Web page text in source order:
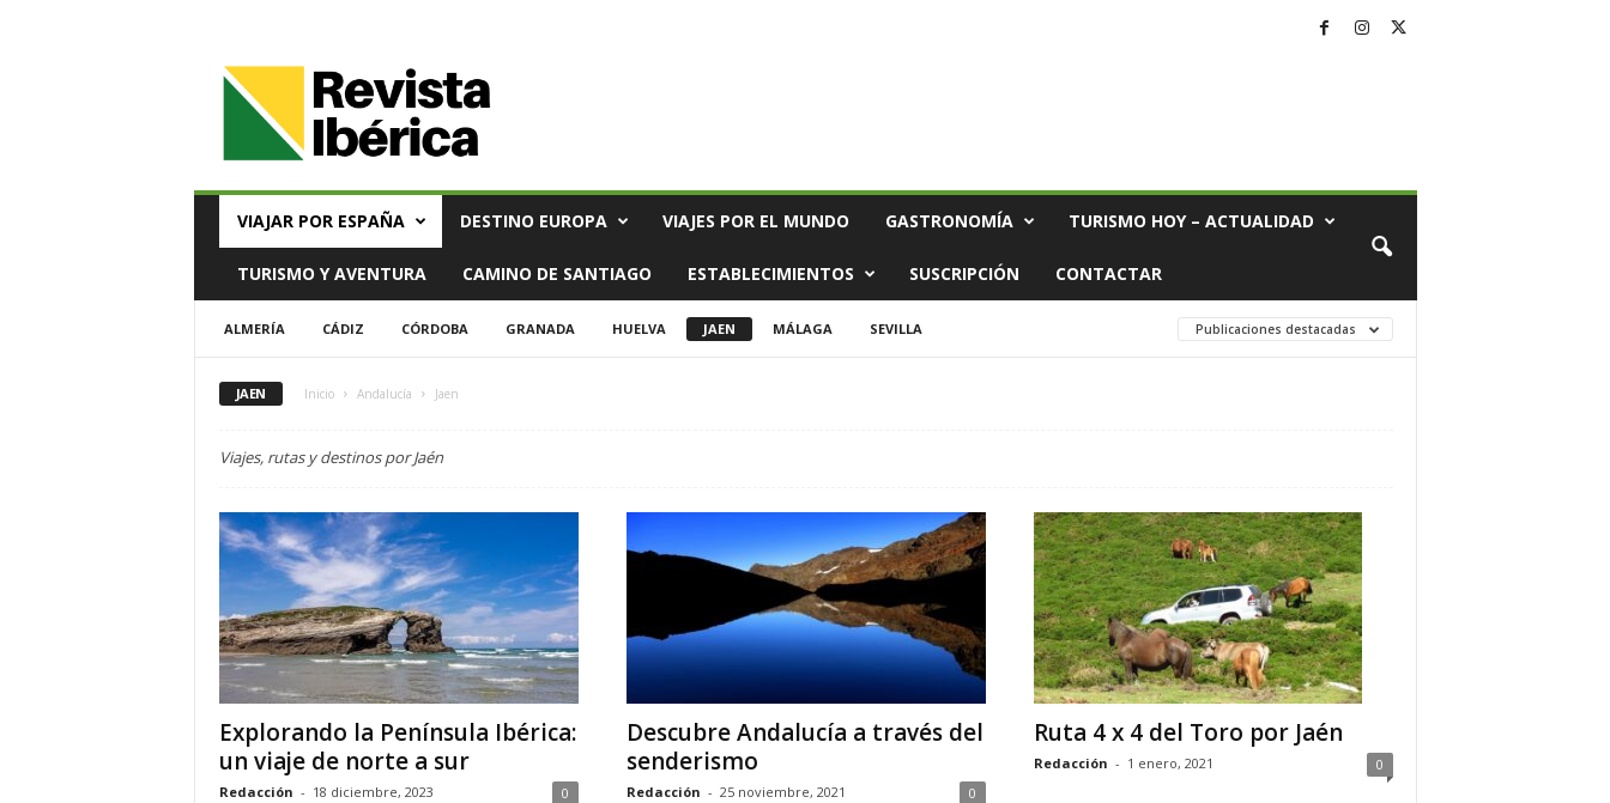
m
VIAJAR POR ESPAÑA DESTINO EUROPA VIAJES POR EL MUNDO GASTRONOMÍA TURISMO HOY – ACTUALIDAD
TURISMO Y AVENTURA CAMINO DE SANTIAGO ESTABLECIMIENTOS SUSCRIPCIÓN CONTACTAR
ALMERÍA CÁDIZ CÓRDOBA GRANADA HUELVA JAEN MÁLAGA SEVILLA Publicaciones destacadas
JAEN Inicio Andalucía Jaen
Viajes, rutas y destinos por Jaén
Explorando la Península Ibérica:
un viaje de norte a sur
Redacción - 18 diciembre, 2023 0
Descubre Andalucía a través del
senderismo
Redacción - 25 noviembre, 2021 0
Ruta 4 x 4 del Toro por Jaén
Redacción - 1 enero, 2021 0